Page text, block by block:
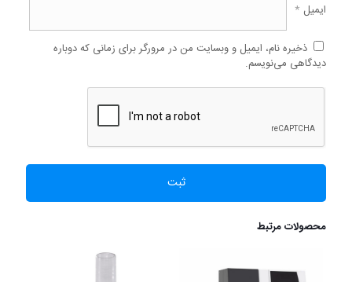
ایمیل *
ذخیره نام، ایمیل و وبسایت من در مرورگر برای زمانی که دوباره
دیدگاهی می‌نویسم.
محصولات مرتبط